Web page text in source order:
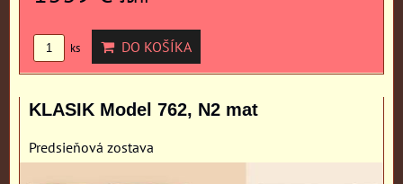
ks DO KOŠÍKA
KLASIK Model 762, N2 mat
Predsieňová zostava